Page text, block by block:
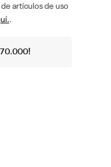
artículos de uso
.
70.000!